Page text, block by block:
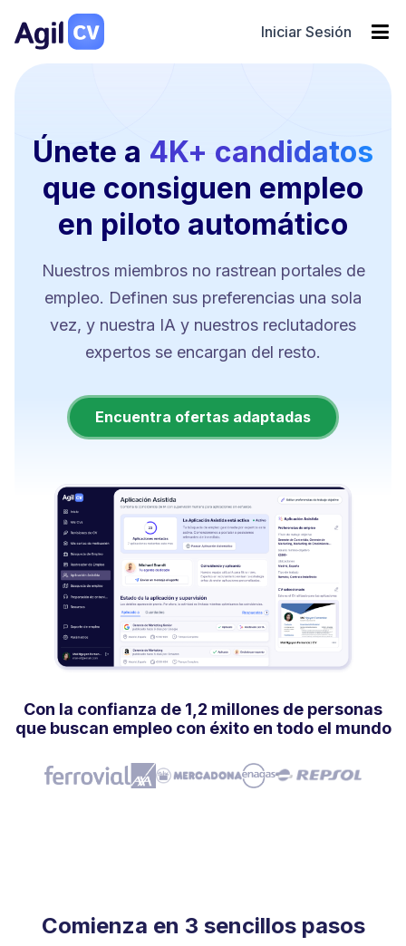
Iniciar Sesión
Únete a 4K+ candidatos
que consiguen empleo
en piloto automático
Nuestros miembros no rastrean portales de
empleo. Definen sus preferencias una sola
vez, y nuestra IA y nuestros reclutadores
expertos se encargan del resto.
Encuentra ofertas adaptadas
Con la confianza de 1,2 millones de personas
que buscan empleo con éxito en todo el mundo
Comienza en 3 sencillos pasos